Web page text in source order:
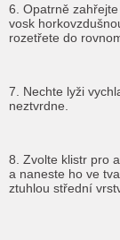
6. Opatrně zahřejte
vosk
rozetřete do
7. Nechte lyži
neztvrdne.
8. Zvolte klistr pro
a naneste ho ve
ztuhlou střední